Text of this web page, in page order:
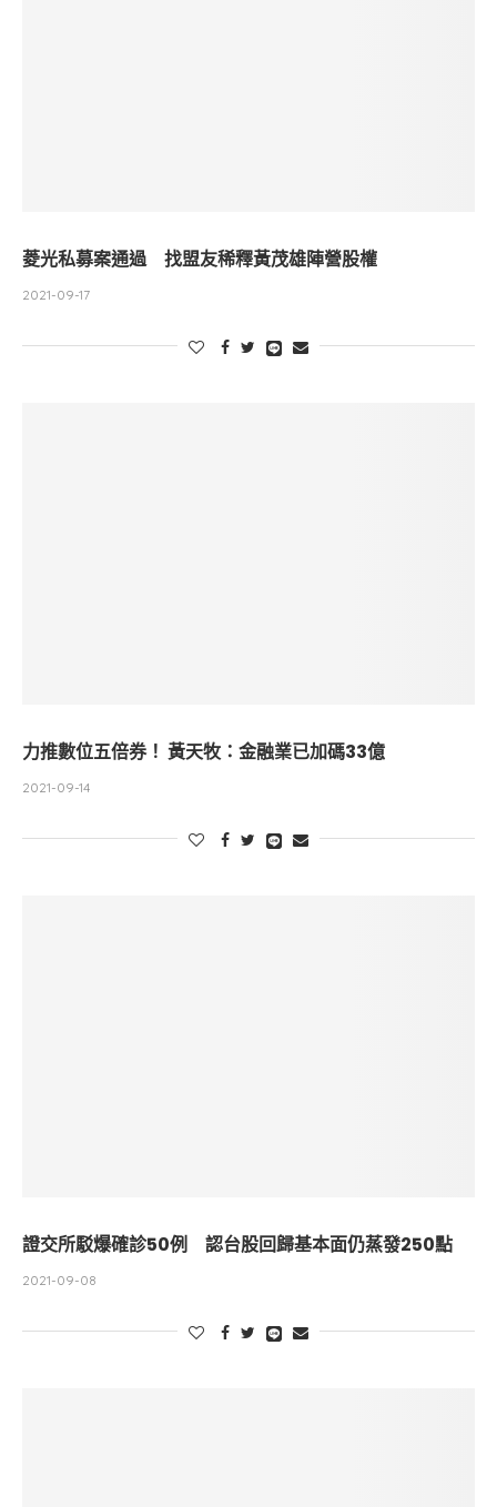
菱光私募案通過 找盟友稀釋黃茂雄陣營股權
2021-09-17
力推數位五倍券！ 黃天牧：金融業已加碼33億
2021-09-14
證交所駁爆確診50例 認台股回歸基本面仍蒸發250點
2021-09-08